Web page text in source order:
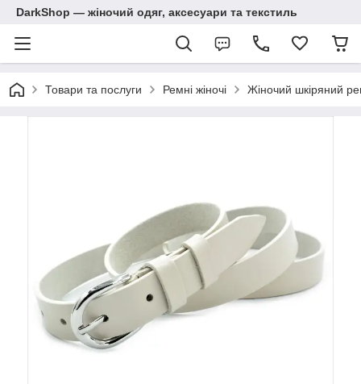
DarkShop — жіночий одяг, аксесуари та текстиль
Товари та послуги Ремні жіночі Жіночий шкіряний